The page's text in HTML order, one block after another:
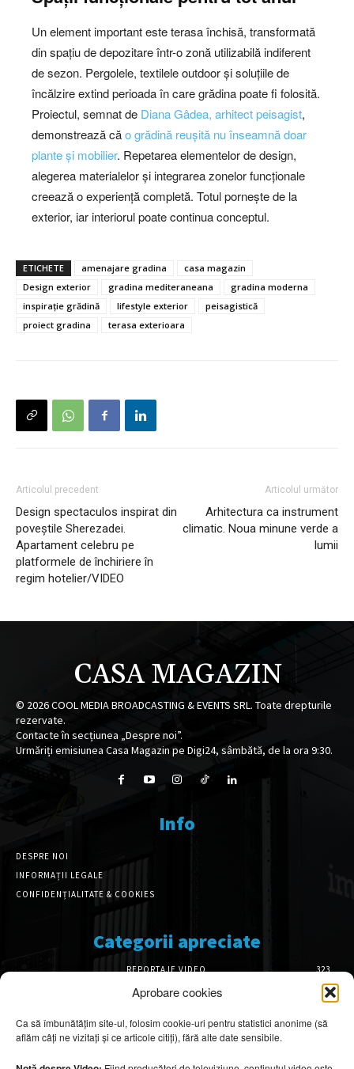
Aprobare cookies
Ca să îmbunătățim site-ul, folosim cookie-uri pentru statistici anonime (să
aflăm câți ne vizitați și ce articole citiți), fără alte date sensibile.
Un element important este terasa închisă, transformată
din spațiu de depozitare într-o zonă utilizabilă indiferent
de sezon. Pergolele, textilele outdoor și soluțiile de
încălzire extind perioada în care grădina poate fi folosită.
Proiectul, semnat de Diana Gâdea, arhitect peisagist,
demonstrează căo grădină reușită nu înseamnă doar
plante și mobilier. Repetarea elementelor de design,
alegerea materialelor și integrarea zonelor funcționale
creează o experiență completă. Totul pornește de la
exterior, iar interiorul poate continua conceptul.
ETICHETE amenajare gradina
casa magazin
Design exterior
gradina mediteraneana
gradina moderna
inspirație grădină
lifestyle exterior
peisagistică
proiect gradina
terasa exterioara
Articolul precedent
Design spectaculos inspirat din
poveștile Sherezadei.
Apartament celebru pe
platformele de închiriere în
regim hotelier/VIDEO
Articolul următor
Arhitectura ca instrument
climatic. Noua minune verde a
lumii
CASA MAGAZIN
© 2026COOL MEDIA BROADCASTING & EVENTS SRL. Toate drepturile
rezervate.
Contacte în secțiunea „Despre noi”.
Urmăriți emisiunea Casa Magazin pe Digi24, sâmbătă, de la ora 9:30.
Info
DESPRE NOI
INFORMAȚII LEGALE
CONFIDENȚIALITATE & COOKIES
Categorii apreciate
REPORTAJE VIDEO
323
AMENAJĂRI INTERIOARE
127
DESIGN INTERIOR
64
ARHITECTURĂ & DESIGN
OPINII & ANALIZE
43